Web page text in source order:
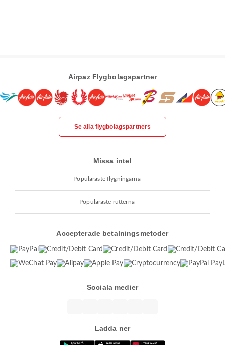
Airpaz Flygbolagspartner
Se alla flygbolagspartners
Missa inte!
Populäraste flygningarna
Populäraste rutterna
Accepterade betalningsmetoder
Sociala medier
Ladda ner